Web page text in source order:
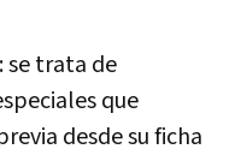
: se trata de
que
desde su ficha